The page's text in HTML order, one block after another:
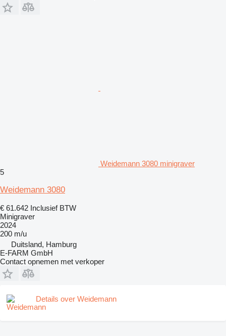
Weidemann 3080 minigraver
5
Weidemann 3080
€ 61.642 Inclusief BTW
Minigraver
2024
200 m/u
Duitsland, Hamburg
E-FARM GmbH
Contact opnemen met verkoper
Details over Weidemann